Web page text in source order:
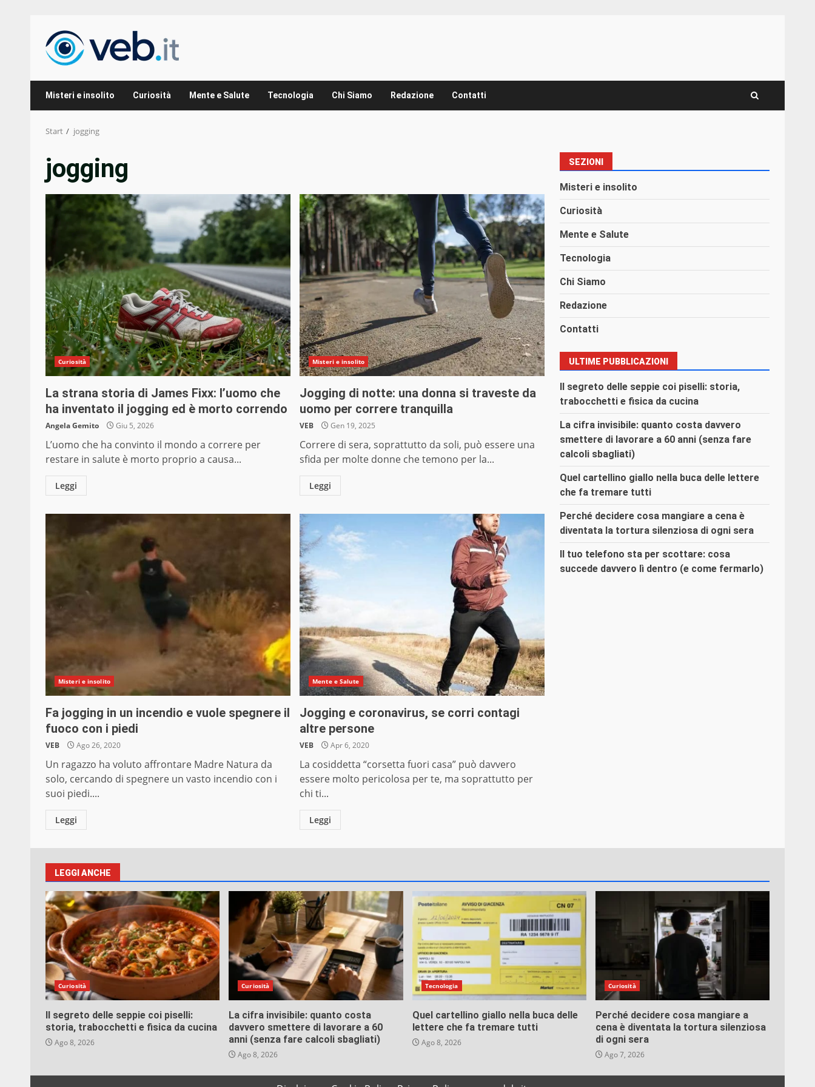
Inhalt
springen
Misteri e insolito Curiosità Mente e Salute Tecnologia Chi Siamo Redazione Contatti
Start jogging
jogging
Curiosità
La strana storia di James Fixx: l’uomo che
ha inventato il jogging ed è morto correndo
Angela Gemito Giu 5, 2026
L’uomo che ha convinto il mondo a correre per
restare in salute è morto proprio a causa...
Leggi
Misteri e insolito
Jogging di notte: una donna si traveste da
uomo per correre tranquilla
VEB Gen 19, 2025
Correre di sera, soprattutto da soli, può essere una
sfida per molte donne che temono per la...
Leggi
Misteri e insolito
Fa jogging in un incendio e vuole spegnere il
fuoco con i piedi
VEB Ago 26, 2020
Un ragazzo ha voluto affrontare Madre Natura da
solo, cercando di spegnere un vasto incendio con i
suoi piedi....
Leggi
Mente e Salute
Jogging e coronavirus, se corri contagi
altre persone
VEB Apr 6, 2020
La cosiddetta “corsetta fuori casa” può davvero
essere molto pericolosa per te, ma soprattutto per
chi ti...
Leggi
SEZIONI
Misteri e insolito
Curiosità
Mente e Salute
Tecnologia
Chi Siamo
Redazione
Contatti
ULTIME PUBBLICAZIONI
Il segreto delle seppie coi piselli: storia,
trabocchetti e fisica da cucina
La cifra invisibile: quanto costa davvero
smettere di lavorare a 60 anni (senza fare
calcoli sbagliati)
Quel cartellino giallo nella buca delle lettere
che fa tremare tutti
Perché decidere cosa mangiare a cena è
diventata la tortura silenziosa di ogni sera
Il tuo telefono sta per scottare: cosa
succede davvero lì dentro (e come fermarlo)
LEGGI ANCHE
Curiosità
Il segreto delle seppie coi piselli:
storia, trabocchetti e fisica da cucina
Ago 8, 2026
Curiosità
La cifra invisibile: quanto costa
davvero smettere di lavorare a 60
anni (senza fare calcoli sbagliati)
Ago 8, 2026
Tecnologia
Quel cartellino giallo nella buca delle
lettere che fa tremare tutti
Ago 8, 2026
Curiosità
Perché decidere cosa mangiare a
cena è diventata la tortura silenziosa
di ogni sera
Ago 7, 2026